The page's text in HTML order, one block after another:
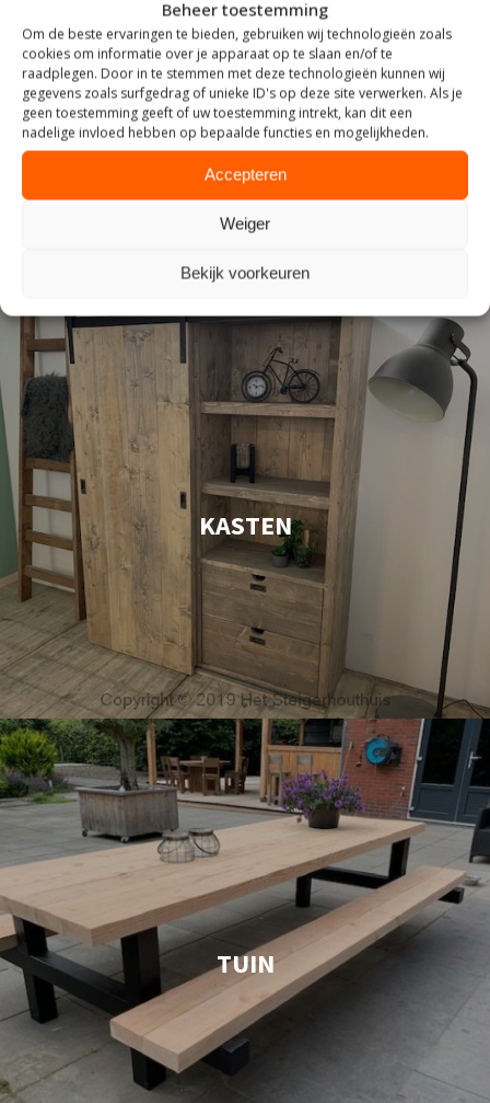
Beheer toestemming
Om de beste ervaringen te bieden, gebruiken wij technologieën zoals
cookies om informatie over je apparaat op te slaan en/of te
raadplegen. Door in te stemmen met deze technologieën kunnen wij
gegevens zoals surfgedrag of unieke ID's op deze site verwerken. Als je
geen toestemming geeft of uw toestemming intrekt, kan dit een
nadelige invloed hebben op bepaalde functies en mogelijkheden.
Accepteren
Weiger
Bekijk voorkeuren
ZITTEN
KASTEN
TUIN